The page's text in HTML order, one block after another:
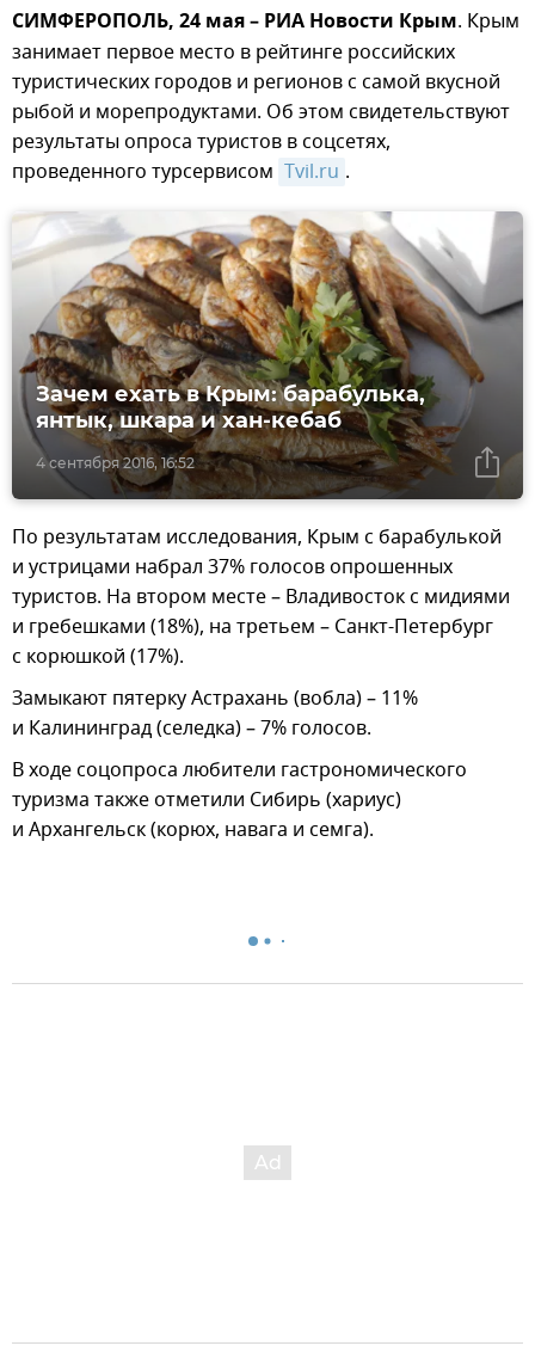
СИМФЕРОПОЛЬ, 24 мая – РИА Новости Крым. Крым
занимает первое место в рейтинге российских
туристических городов и регионов с самой вкусной
рыбой и морепродуктами. Об этом свидетельствуют
результаты опроса туристов в соцсетях,
проведенного турсервисом Tvil.ru .
4 сентября 2016, 16:52
Зачем ехать в Крым: барабулька,
янтык, шкара и хан-кебаб
По результатам исследования, Крым с барабулькой
и устрицами набрал 37% голосов опрошенных
туристов. На втором месте – Владивосток с мидиями
и гребешками (18%), на третьем – Санкт-Петербург
с корюшкой (17%).
Замыкают пятерку Астрахань (вобла) – 11%
и Калининград (селедка) – 7% голосов.
В ходе соцопроса любители гастрономического
туризма также отметили Сибирь (хариус)
и Архангельск (корюх, навага и семга).